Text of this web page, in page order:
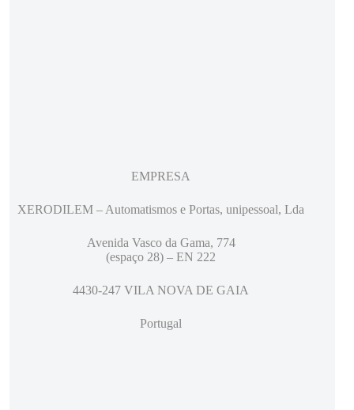
EMPRESA
XERODILEM – Automatismos e Portas, unipessoal, Lda
Avenida Vasco da Gama, 774
(espaço 28) – EN 222
4430-247 VILA NOVA DE GAIA
Portugal